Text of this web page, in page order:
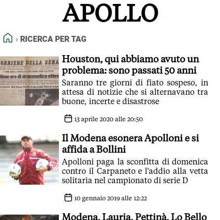
NORMATIVE DEONTOLOGICHE
TERMINI e CONDIZIONI
APOLLO
HOME
RICERCA PER TAG
Houston, qui abbiamo avuto un
problema: sono passati 50 anni
Saranno tre giorni di fiato sospeso, in
attesa di notizie che si alternavano tra
buone, incerte e disastrose
13 aprile 2020 alle 20:50
Il Modena esonera Apolloni e si
affida a Bollini
Apolloni paga la sconfitta di domenica
contro il Carpaneto e l'addio alla vetta
solitaria nel campionato di serie D
10 gennaio 2019 alle 12:22
Modena, Lauria, Pettinà, Lo Bello